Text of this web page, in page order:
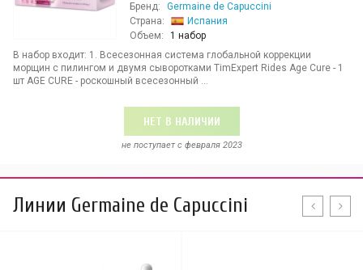
Бренд:
Germaine de Capuccini
Страна:
Испания
Объем:
1 набор
В набор входит: 1. Всесезонная система глобальной коррекции
морщин с пилингом и двумя сыворотками TimExpert Rides Age Cure - 1
шт AGE CURE - роскошный всесезонный ...
НЕТ В НАЛИЧИИ
не поступает c февраля 2023
Линии Germaine de Capuccini